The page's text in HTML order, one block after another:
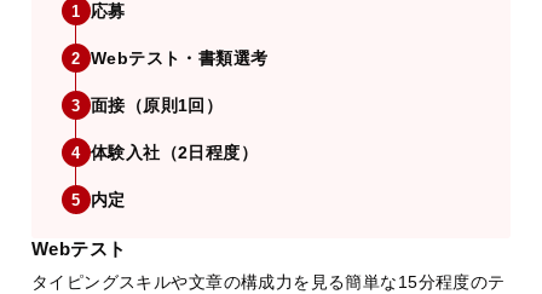
1 応募
2 Webテスト・書類選考
3 面接（原則1回）
4 体験入社（2日程度）
5 内定
Webテスト
タイピングスキルや文章の構成力を見る簡単な15分程度のテ